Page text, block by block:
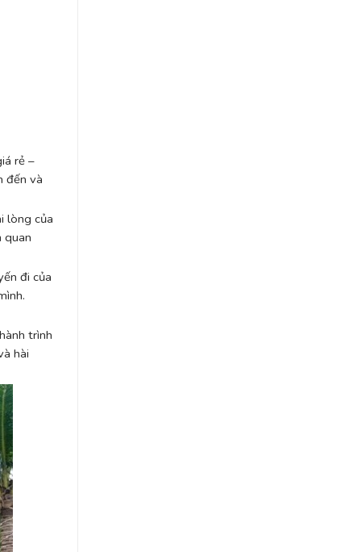
rẻ –
đến và
lòng của
quan
đi của
trình
hài